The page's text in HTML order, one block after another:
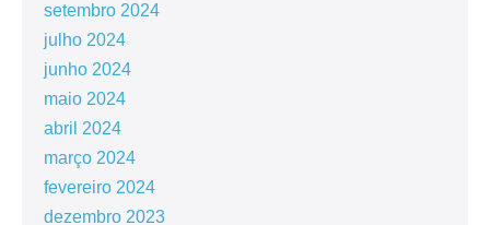
setembro 2024
julho 2024
junho 2024
maio 2024
abril 2024
março 2024
fevereiro 2024
dezembro 2023